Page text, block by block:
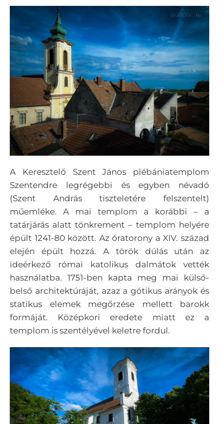
A Keresztelő Szent János plébániatemplom
Szentendre legrégebbi és egyben névadó
(Szent András tiszteletére felszentelt)
műemléke. A mai templom a korábbi – a
tatárjárás alatt tönkrement – templom helyére
épült 1241-80 között. Az óratorony a XIV. század
elején épült hozzá. A török dúlás után az
ideérkező római katolikus dalmátok vették
használatba. 1751-ben kapta meg mai külső-
belső architektúráját, azaz a gótikus arányok és
statikus elemek megőrzése mellett barokk
formáját. Középkori eredete miatt ez a
templom is szentélyével keletre fordul.